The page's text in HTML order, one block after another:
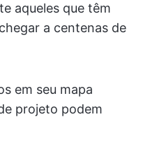
aqueles que têm
a centenas de
em seu mapa
projeto podem